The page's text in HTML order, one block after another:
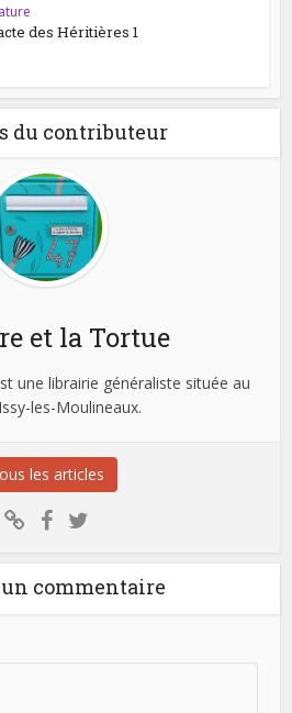
des Héritières 1
du contributeur
et la Tortue
une librairie généraliste située au
les-Moulineaux.
les articles
commentaire